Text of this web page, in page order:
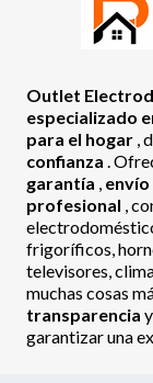
Outlet
especializado
para el hogar ,
confianza .
garantía , envío
profesional ,
frigoríficos,
televisores,
muchas cosas
transparencia
garantizar una